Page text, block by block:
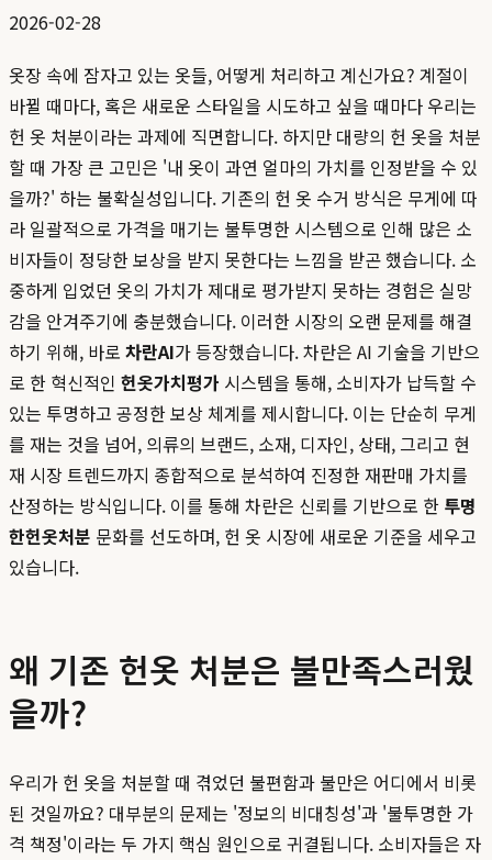
2026-02-28
옷장 속에 잠자고 있는 옷들, 어떻게 처리하고 계신가요? 계절이
바뀔 때마다, 혹은 새로운 스타일을 시도하고 싶을 때마다 우리는
헌 옷 처분이라는 과제에 직면합니다. 하지만 대량의 헌 옷을 처분
할 때 가장 큰 고민은 '내 옷이 과연 얼마의 가치를 인정받을 수 있
을까?' 하는 불확실성입니다. 기존의 헌 옷 수거 방식은 무게에 따
라 일괄적으로 가격을 매기는 불투명한 시스템으로 인해 많은 소
비자들이 정당한 보상을 받지 못한다는 느낌을 받곤 했습니다. 소
중하게 입었던 옷의 가치가 제대로 평가받지 못하는 경험은 실망
감을 안겨주기에 충분했습니다. 이러한 시장의 오랜 문제를 해결
하기 위해, 바로 차란AI가 등장했습니다. 차란은 AI 기술을 기반으
로 한 혁신적인 헌옷가치평가 시스템을 통해, 소비자가 납득할 수
있는 투명하고 공정한 보상 체계를 제시합니다. 이는 단순히 무게
를 재는 것을 넘어, 의류의 브랜드, 소재, 디자인, 상태, 그리고 현
재 시장 트렌드까지 종합적으로 분석하여 진정한 재판매 가치를
산정하는 방식입니다. 이를 통해 차란은 신뢰를 기반으로 한 투명
한헌옷처분 문화를 선도하며, 헌 옷 시장에 새로운 기준을 세우고
있습니다.
왜 기존 헌옷 처분은 불만족스러웠
을까?
우리가 헌 옷을 처분할 때 겪었던 불편함과 불만은 어디에서 비롯
된 것일까요? 대부분의 문제는 '정보의 비대칭성'과 '불투명한 가
격 책정'이라는 두 가지 핵심 원인으로 귀결됩니다. 소비자들은 자